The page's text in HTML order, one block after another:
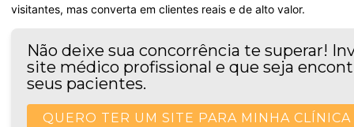
visitantes, mas converta em clientes reais e de alto valor.
Não deixe sua concorrência te superar!
site médico profissional e que seja
seus pacientes.
QUERO TER UM SITE PARA MINHA CLÍNICA